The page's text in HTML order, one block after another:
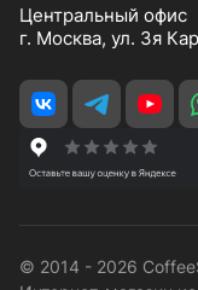
Центральный офис
г. Москва, ул. 3я
© 2014 - 2026